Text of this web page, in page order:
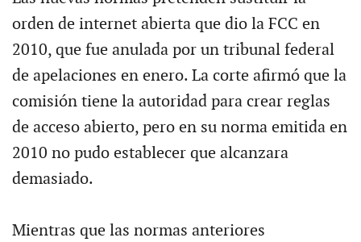
orden de internet abierta que dio la FCC en
2010, que fue anulada por un tribunal federal
de apelaciones en enero. La corte afirmó que la
comisión tiene la autoridad para crear reglas
de acceso abierto, pero en su norma emitida en
2010 no pudo establecer que alcanzara
demasiado.
Mientras que las normas anteriores